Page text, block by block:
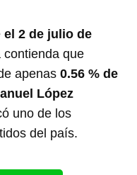
el 2 de julio de
contienda que
apenas0.56 % de
López
uno de los
del país.